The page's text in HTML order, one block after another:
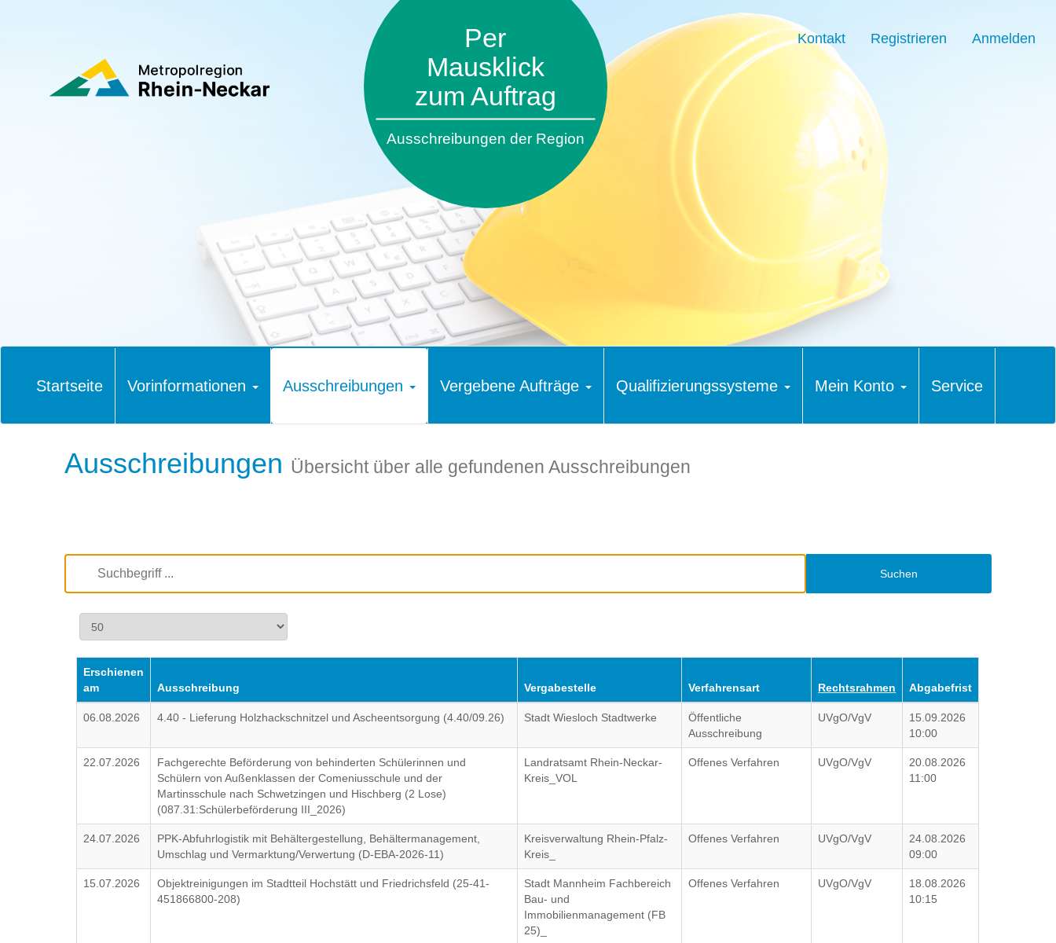
Per
Mausklick
zum Auftrag
Ausschreibungen der Region
Kontakt Registrieren Anmelden
Startseite Vorinformationen Ausschreibungen Vergebene Aufträge Qualifizierungssysteme Mein Konto Service
Ausschreibungen Übersicht über alle gefundenen Ausschreibungen
Suchen
Erschienen
am
Ausschreibung Vergabestelle Verfahrensart Rechtsrahmen Abgabefrist
06.08.2026 4.40 - Lieferung Holzhackschnitzel und Ascheentsorgung (4.40/09.26) Stadt Wiesloch Stadtwerke
Öffentliche
Ausschreibung
UVgO/VgV
15.09.2026
10:00
22.07.2026
Fachgerechte Beförderung von behinderten Schülerinnen und
Schülern von Außenklassen der Comeniusschule und der
Martinsschule nach Schwetzingen und Hischberg (2 Lose)
(087.31:Schülerbeförderung III_2026)
Landratsamt Rhein-Neckar-
Kreis_VOL
Offenes Verfahren UVgO/VgV
20.08.2026
11:00
24.07.2026
PPK-Abfuhrlogistik mit Behältergestellung, Behältermanagement,
Umschlag und Vermarktung/Verwertung (D-EBA-2026-11)
Kreisverwaltung Rhein-Pfalz-
Kreis_
Offenes Verfahren UVgO/VgV
24.08.2026
09:00
15.07.2026
Objektreinigungen im Stadtteil Hochstätt und Friedrichsfeld (25-41-
451866800-208)
Stadt Mannheim Fachbereich
Bau- und
Immobilienmanagement (FB
25)_
Offenes Verfahren UVgO/VgV
18.08.2026
10:15